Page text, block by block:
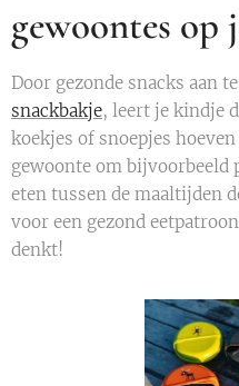
gewoontes op
Door gezonde snacks aan
snackbakje, leert je kindje
koekjes of snoepjes
gewoonte om bijvoorbeeld
eten tussen de maaltijden
voor een gezond
denkt!